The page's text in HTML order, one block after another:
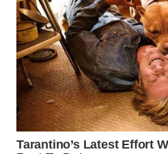
PERSONA
WAHANA
OTOMOTIF
WAHANA
HEALTH